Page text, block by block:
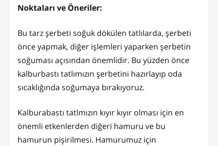
Noktaları ve Öneriler:
Bu tarz şerbeti soğuk dökülen tatlılarda, şerbeti
önce yapmak, diğer işlemleri yaparken şerbetin
soğuması açısından önemlidir. Bu yüzden önce
kalburbastı tatlımızın şerbetini hazırlayıp oda
sıcaklığında soğumaya bırakıyoruz.
Kalburabastı tatlmızın kıyır kıyır olması için en
önemli etkenlerden diğeri hamuru ve bu
hamurun pişirilmesi. Hamurumuz için